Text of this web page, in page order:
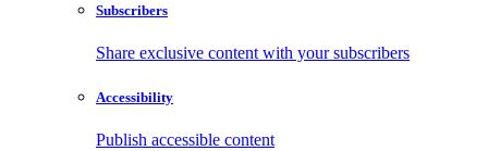
Subscribers
Share exclusive content with your subscribers
Accessibility
Publish accessible content